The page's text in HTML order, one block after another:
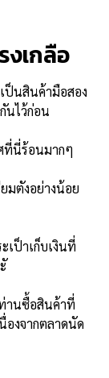
งเกลือ
ป็นสินค้ามือสอง
นไว้ก่อน
ที่นี่ร้อนมากๆ
มตังอย่างน้อย
เป็าเก็บเงินที่
านซื้อสินค้าที่
องจากตลาดนัด